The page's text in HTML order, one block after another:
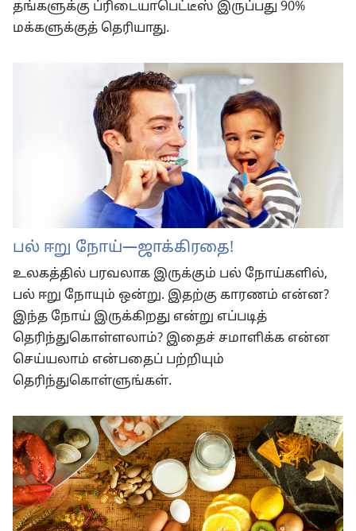
தங்களுக்கு ப்ரிடையாபெட்டீஸ் இருப்பது 90%
மக்களுக்குத் தெரியாது.
பல் ஈறு நோய்—ஜாக்கிரதை!
உலகத்தில் பரவலாக இருக்கும் பல் நோய்களில்,
பல் ஈறு நோயும் ஒன்று. இதற்கு காரணம் என்ன?
இந்த நோய் இருக்கிறது என்று எப்படித்
தெரிந்துகொள்ளலாம்? இதைச் சமாளிக்க என்ன
செய்யலாம் என்பதைப் பற்றியும்
தெரிந்துகொள்ளுங்கள்.